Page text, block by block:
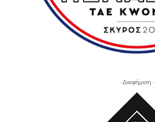
- Διαφήμιση -